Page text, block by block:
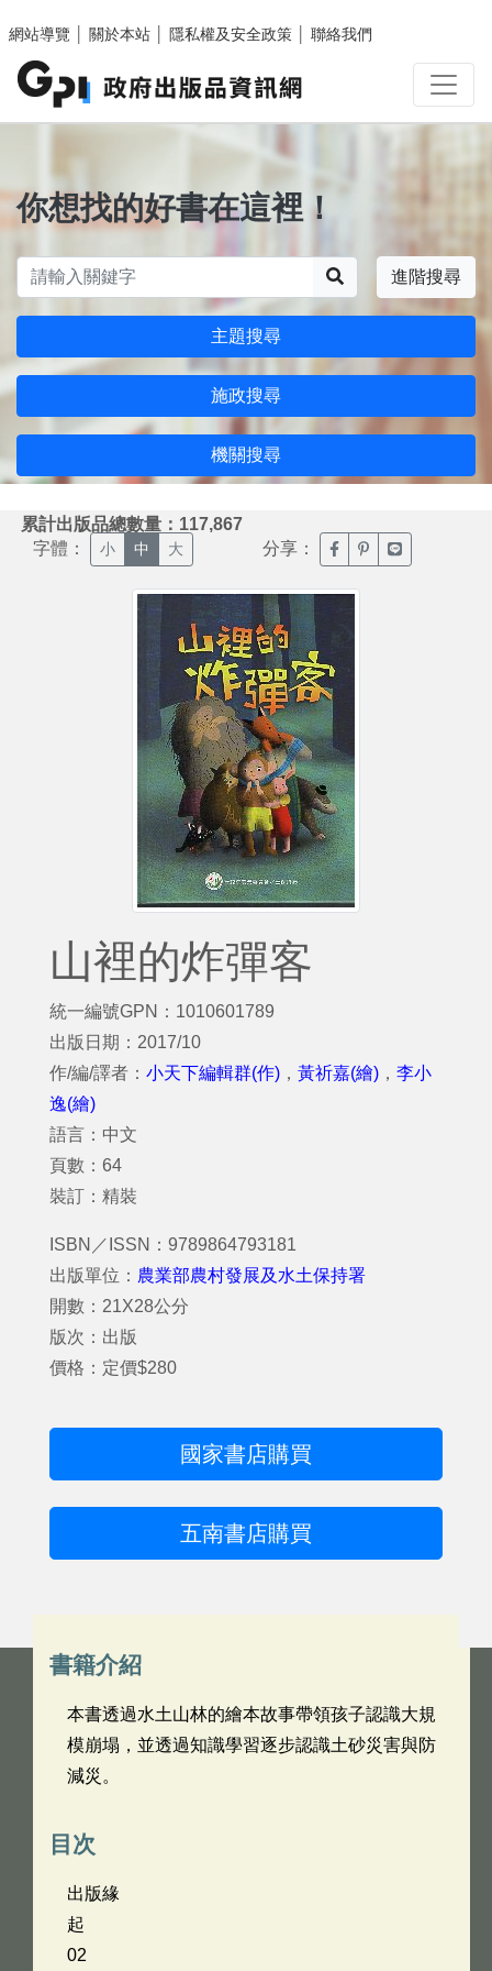
網站導覽
關於本站 隱私權及安全政策 聯絡我們
你想找的好書在這裡！
進階搜尋
主題搜尋
施政搜尋
機關搜尋
累計出版品總數量：117,867
字體： 小 中 大 分享： 臉書分享(另開新視窗)
噗浪分享(另開新
Line分享(另
山裡的炸彈客
統一編號GPN：1010601789
出版日期：2017/10
作/編/譯者： 小天下編輯群(作) ， 黃祈嘉(繪) ， 李小
逸(繪)
語言：中文
頁數：64
裝訂：精裝
ISBN／ISSN：9789864793181
出版單位： 農業部農村發展及水土保持署
開數：21X28公分
版次：出版
價格：定價$280
國家書店購買
五南書店購買
書籍介紹
本書透過水土山林的繪本故事帶領孩子認識大規
模崩塌，並透過知識學習逐步認識土砂災害與防
減災。
目次
出版緣
起
02